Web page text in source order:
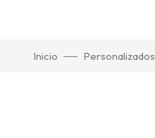
Inicio Personalizados